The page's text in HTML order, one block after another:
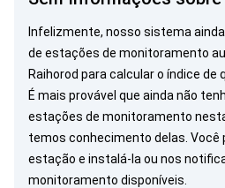
Infelizmente, nosso sistema
de estações de monitoramento
Raihorod para calcular o índice de
É mais provável que ainda não
estações de monitoramento
temos conhecimento delas. Você
estação e instalá-la ou nos
monitoramento disponíveis.